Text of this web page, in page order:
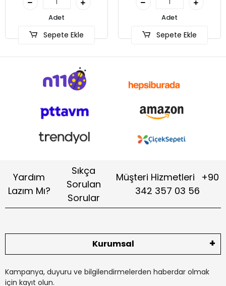
Adet
Sepete Ekle
Adet
Sepete Ekle
Yardım
Lazım Mı?
Sıkça
Sorulan
Sorular
Müşteri Hizmetleri
+90
342 357 03 56
Kurumsal
Kampanya, duyuru ve bilgilendirmelerden haberdar olmak
için kayıt olun.